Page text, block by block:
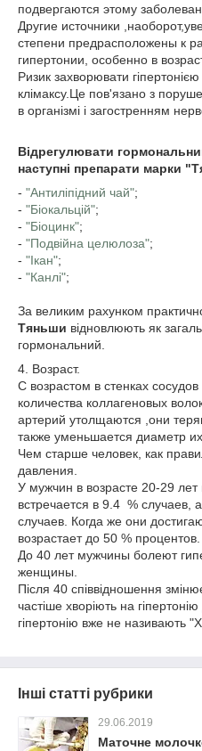
подвергаются этому
Другие источники
степени предрасположены к
гипертонии, особенно в
Ризик захворювати
клімаксу.Це пов'язано з
в організмі і загостренням
Відрегулювати
наступні препарати марки
- "Антиліпідний чай";
- "Біокальцій";
- "Біоцинк";
- "Подвійна целюлоза";
- "Ікан";
- "Канлі";
За великим рахунком
Тяньши відновлюють як
гормональний.
4. Возраст.
С возрастом в стенках
количества коллагеновых
артерий утолщаются ,они
также уменьшается диаметр их
Чем старше человек, как
давления.
У мужчин в возрасте 20-29 лет
встречается в 9.4 % случаев,
случаев. Когда же они
возрастает до 50 % процентов.
До 40 лет мужчины болеют
женщины.
Після 40 співвідношення
частіше хворіють на
гіпертонію вже не називають
Інші статті рубрики
29.06.2019
Маточне